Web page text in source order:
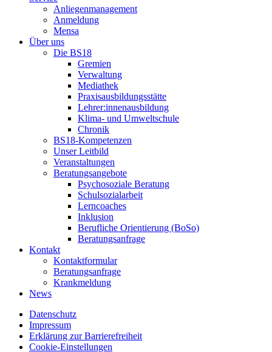
Anliegenmanagement
Anmeldung
Mensa
Über uns
Die BS18
Gremien
Verwaltung
Mediathek
Praxisausbildungsstätte
Lehrer:innenausbildung
Klima- und Umweltschule
Chronik
BS18-Kompetenzen
Unser Leitbild
Veranstaltungen
Beratungsangebote
Psychosoziale Beratung
Schulsozialarbeit
Lerncoaches
Inklusion
Berufliche Orientierung (BoSo)
Beratungsanfrage
Kontakt
Kontaktformular
Beratungsanfrage
Krankmeldung
News
Datenschutz
Impressum
Erklärung zur Barrierefreiheit
Cookie-Einstellungen